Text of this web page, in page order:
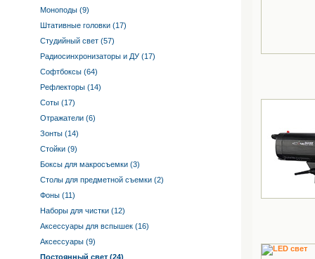
Моноподы (9)
Штативные головки (17)
Студийный свет (57)
Радиосинхронизаторы и ДУ (17)
Софтбоксы (64)
Рефлекторы (14)
Соты (17)
Отражатели (6)
Зонты (14)
Стойки (9)
Боксы для макросъемки (3)
Столы для предметной съемки (2)
Фоны (11)
Наборы для чистки (12)
Аксессуары для вспышек (16)
Аксессуары (9)
Постоянный свет (24)